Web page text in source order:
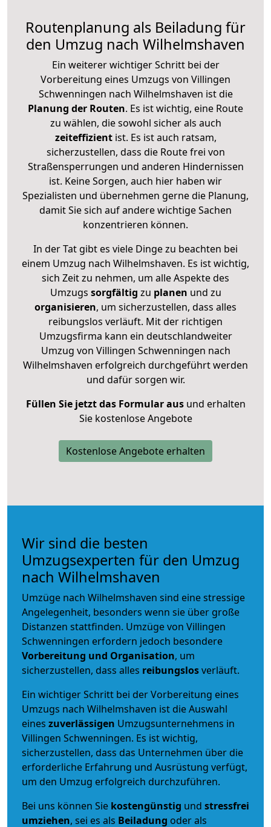
Routenplanung als Beiladung für
den Umzug nach Wilhelmshaven
Ein weiterer wichtiger Schritt bei der
Vorbereitung eines Umzugs von Villingen
Schwenningen nach Wilhelmshaven ist die
Planung der Routen. Es ist wichtig, eine Route
zu wählen, die sowohl sicher als auch
zeiteffizientist. Es ist auch ratsam,
sicherzustellen, dass die Route frei von
Straßensperrungen und anderen Hindernissen
ist. Keine Sorgen, auch hier haben wir
Spezialisten und übernehmen gerne die Planung,
damit Sie sich auf andere wichtige Sachen
konzentrieren können.
In der Tat gibt es viele Dinge zu beachten bei
einem Umzug nach Wilhelmshaven. Es ist wichtig,
sich Zeit zu nehmen, um alle Aspekte des
Umzugs sorgfältig zu planen und zu
organisieren, um sicherzustellen, dass alles
reibungslos verläuft. Mit der richtigen
Umzugsfirma kann ein deutschlandweiter
Umzug von Villingen Schwenningen nach
Wilhelmshaven erfolgreich durchgeführt werden
und dafür sorgen wir.
Füllen Sie jetzt das Formular ausund erhalten
Sie kostenlose Angebote
Kostenlose Angebote erhalten
Wir sind die besten
Umzugsexperten für den Umzug
nach Wilhelmshaven
Umzüge nach Wilhelmshaven sind eine stressige
Angelegenheit, besonders wenn sie über große
Distanzen stattfinden. Umzüge von Villingen
Schwenningen erfordern jedoch besondere
Vorbereitung und Organisation, um
sicherzustellen, dass alles reibungslosverläuft.
Ein wichtiger Schritt bei der Vorbereitung eines
Umzugs nach Wilhelmshaven ist die Auswahl
eines zuverlässigen Umzugsunternehmens in
Villingen Schwenningen. Es ist wichtig,
sicherzustellen, dass das Unternehmen über die
erforderliche Erfahrung und Ausrüstung verfügt,
um den Umzug erfolgreich durchzuführen.
Bei uns können Sie kostengünstig und stressfrei
umziehen, sei es als Beiladung oder als